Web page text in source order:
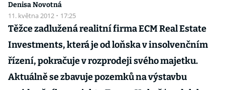
Denisa Novotná
11. května 2012 · 17:25
Těžce zadlužená realitní firma ECM Real Estate
Investments, která je od loňska v insolvenčním
řízení, pokračuje v rozprodeji svého majetku.
Aktuálně se zbavuje pozemků na výstavbu